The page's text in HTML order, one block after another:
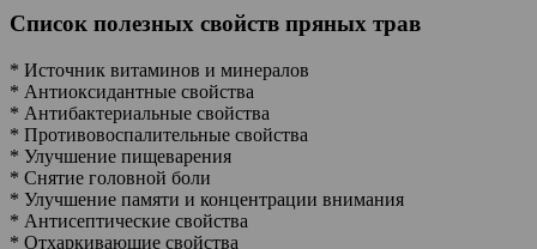
Список полезных свойств пряных трав
* Источник витаминов и минералов
* Антиоксидантные свойства
* Антибактериальные свойства
* Противовоспалительные свойства
* Улучшение пищеварения
* Снятие головной боли
* Улучшение памяти и концентрации внимания
* Антисептические свойства
* Отхаркивающие свойства